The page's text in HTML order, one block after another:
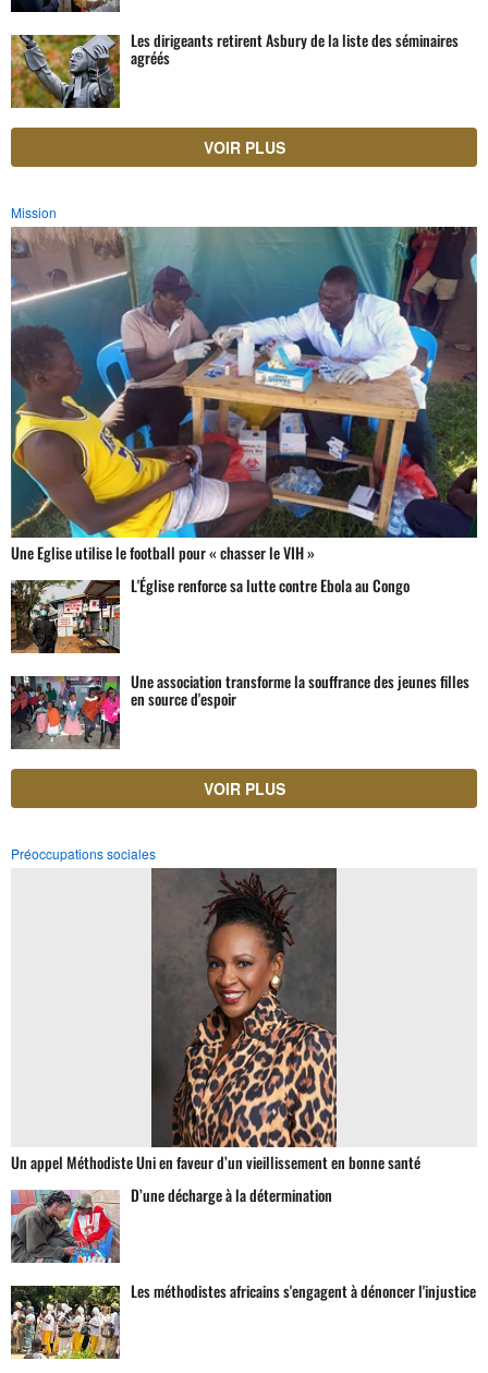
Les dirigeants retirent Asbury de la liste des séminaires
agréés
VOIR PLUS
Mission
Une Eglise utilise le football pour « chasser le VIH »
L'Église renforce sa lutte contre Ebola au Congo
Une association transforme la souffrance des jeunes filles
en source d'espoir
VOIR PLUS
Préoccupations sociales
Un appel Méthodiste Uni en faveur d’un vieillissement en bonne santé
D’une décharge à la détermination
Les méthodistes africains s'engagent à dénoncer l'injustice